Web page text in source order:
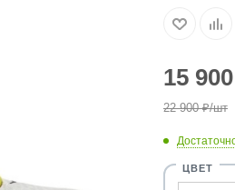
15 900
22 900₽/шт